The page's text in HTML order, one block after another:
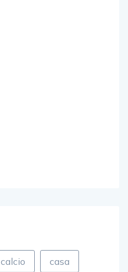
calcio casa